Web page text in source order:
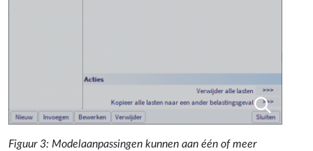
Figuur 3: Modelaanpassingen kunnen aan één of meer